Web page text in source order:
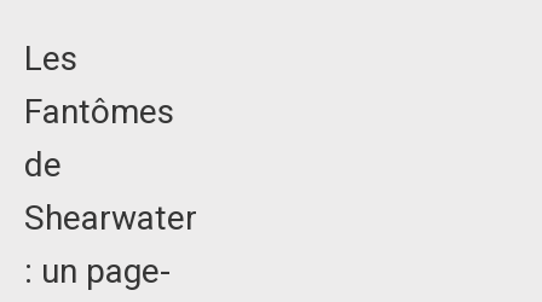
Les
Fantômes
de
Shearwater
: un page-